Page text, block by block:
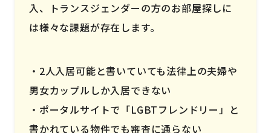
入、トランスジェンダーの方のお部屋探しに
は様々な課題が存在します。
2人入居可能と書いていても法律上の夫婦や
男女カップルしか入居できない
ポータルサイトで「LGBTフレンドリー」と
書かれている物件でも審査に通らない